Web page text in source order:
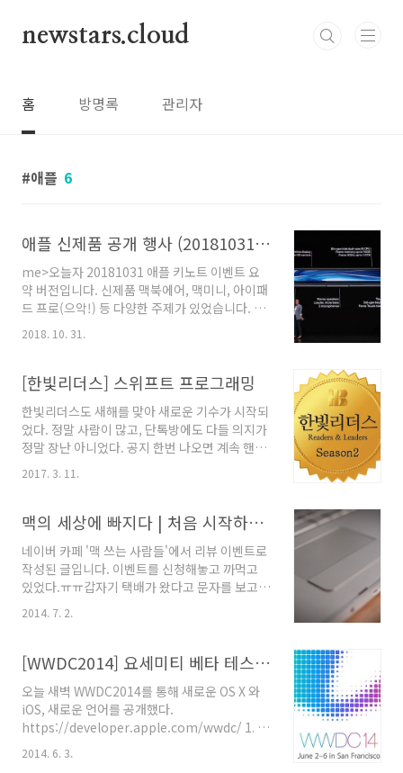
newstars.cloud
홈 방명록 관리자
애플 6
애플 신제품 공개 행사 (20181031)요약
me>오늘자 20181031 애플 키노트 이벤트 요
약 버전입니다. 신제품 맥북에어, 맥미니, 아이패
드 프로(으악!) 등 다양한 주제가 있었습니다. 1.
새로운 맥북에어- 터치 IT 적용 및 3세대 나비식
키보드 - 13.3인치 레티나- 8세대 듀얼코어 i5
포트 2개- 13인치가 아니라면 12인치 맥북도 괜
별로 없습니다) 2. 맥미니의 부활- 스페이스 그레
이 바디로 변경. 간지 좔좔- 8세대 쿼드코어 i3
cpu- 최대 2TB, 메모리 64GB(기본은 8GB)까
지 확장 가능- 차세대 보안칩 T2 적용 (드라이브
2018. 10. 31.
[한빛리더스] 스위프트 프로그래밍
한빛리더스도 새해를 맞아 새로운 기수가 시작되
었다. 정말 사람이 많고, 단톡방에도 다들 의지가
정말 장난 아니었다. 공지 한번 나오면 계속 핸드
폰이 울릴정도로... 각설하고, 이번 미션은 처음
으로 시도해보는 iOS앱 개발 관련 책이다. 맥북
처음이다. 처음에 시도를 안해본건 아니나, C는
상대적으로 좀 약한 감이 있어서 Object-C는 엄
두도 못내고 있었다. swift는 하도 쉽다쉽다 홍보
를 하고 있어서 이기회를 삼아 해보자 라고 시작
하게 된것이다. 스위프트 프로그래밍국내도서저
자 : 야곰출판 : 한빛미디어 2017.01.02상세보기
데,역시 초보자를 위한 입문서로..
2017. 3. 11.
맥의 세상에 빠지다 | 처음 시작하는 맥북 가이드
네이버 카페 '맥 쓰는 사람들'에서 리뷰 이벤트로
작성된 글입니다. 이벤트를 신청해놓고 까먹고
있었다.ㅠㅠ갑자기 택배가 왔다고 문자를 보고
머지? 하고 한빛리더스 활동으로 인해 미션인줄
알고 갔는데지앤선 이라서 깜짝 놀랐고, 리뷰 이
에서 보고 응모를 한 것인데, 맥을 처음 사용한 것
은 회사 업무로 09년부터 사용을 시작했고,지금
도 맥북에어 11인치(2010 mid) 와, 맥북프로레
티나 13인치 (2013 late) 2대를 사용하고 있다.
처음 사용할떄는 서버 엔지니어로 리눅스 환경과
기타 개발 툴들의 편의성 때문에 사용을 시작했
2014. 7. 2.
[WWDC2014] 요세미티 베타 테스트 신청 URL
오늘 새벽 WWDC2014를 통해 새로운 OS X 와
iOS, 새로운 언어를 공개했다.
https://developer.apple.com/wwdc/ 1. 새
(YOSEMITE)http://www.apple.com/osx/preview/
2014. 6. 3.